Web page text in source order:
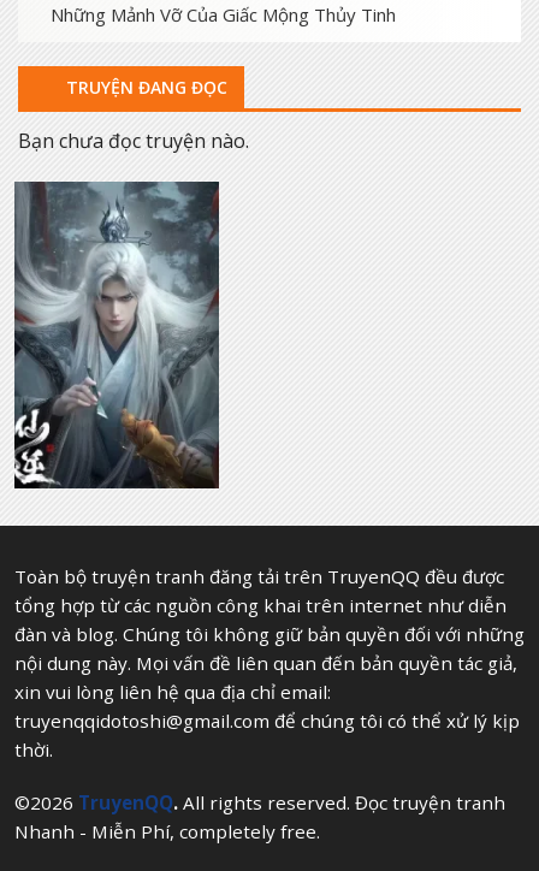
Những Mảnh Vỡ Của Giấc Mộng Thủy Tinh
TRUYỆN ĐANG ĐỌC
Bạn chưa đọc truyện nào.
Toàn bộ truyện tranh đăng tải trên TruyenQQ đều được
tổng hợp từ các nguồn công khai trên internet như diễn
đàn và blog. Chúng tôi không giữ bản quyền đối với những
nội dung này. Mọi vấn đề liên quan đến bản quyền tác giả,
xin vui lòng liên hệ qua địa chỉ email:
truyenqqidotoshi@gmail.com để chúng tôi có thể xử lý kịp
thời.
©2026 TruyenQQ. All rights reserved. Đọc truyện tranh
Nhanh - Miễn Phí, completely free.